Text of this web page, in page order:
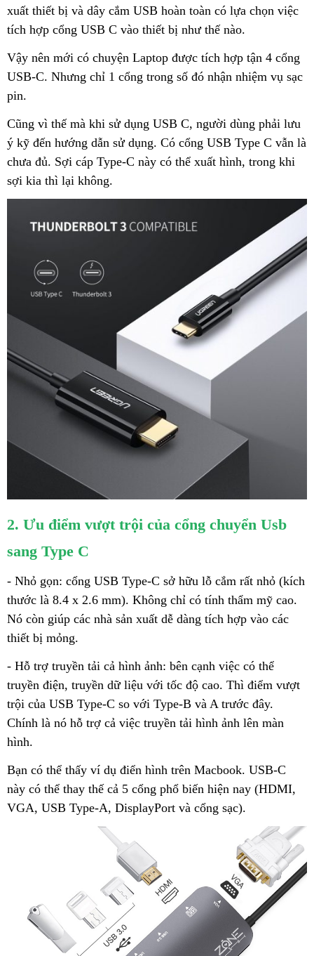
xuất thiết bị và dây cắm USB hoàn toàn có lựa chọn việc
tích hợp cổng USB C vào thiết bị như thế nào.
Vậy nên mới có chuyện Laptop được tích hợp tận 4 cổng
USB-C. Nhưng chỉ 1 cổng trong số đó nhận nhiệm vụ sạc
pin.
Cũng vì thế mà khi sử dụng USB C, người dùng phải lưu
ý kỹ đến hướng dẫn sử dụng. Có cổng USB Type C vẫn là
chưa đủ. Sợi cáp Type-C này có thể xuất hình, trong khi
sợi kia thì lại không.
2. Ưu điểm vượt trội của cổng chuyển Usb
sang Type C
- Nhỏ gọn: cổng USB Type-C sở hữu lỗ cắm rất nhỏ (kích
thước là 8.4 x 2.6 mm). Không chỉ có tính thẩm mỹ cao.
Nó còn giúp các nhà sản xuất dễ dàng tích hợp vào các
thiết bị mỏng.
- Hỗ trợ truyền tải cả hình ảnh: bên cạnh việc có thể
truyền điện, truyền dữ liệu với tốc độ cao. Thì điểm vượt
trội của USB Type-C so với Type-B và A trước đây.
Chính là nó hỗ trợ cả việc truyền tải hình ảnh lên màn
hình.
Bạn có thể thấy ví dụ điển hình trên Macbook. USB-C
này có thể thay thế cả 5 cổng phổ biến hiện nay (HDMI,
VGA, USB Type-A, DisplayPort và cổng sạc).